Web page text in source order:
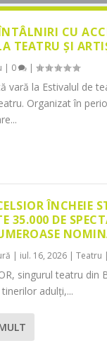
CU
TEATRU ȘI
| 0 |
vară la Estivalul de
Organizat în
ÎNCHEIE
35.000 DE
| iul. 16, 2026| Teatru |
singurul teatru din
adulți,...